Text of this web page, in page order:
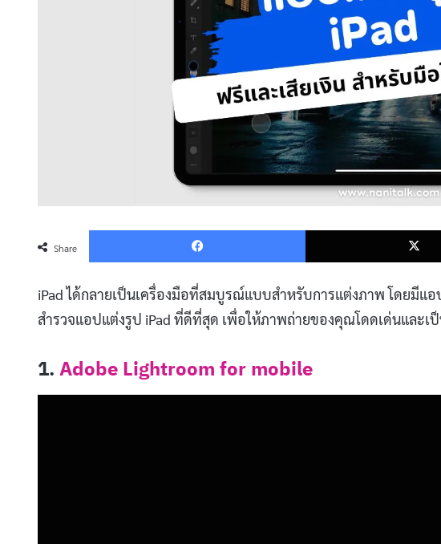
Share
Facebook
iPad ได้กลายเป็นเครื่องมือที่สมบูรณ์แบบสำหรับการแต่งภาพ โดยมีแ
สำรวจแอปแต่งรูป iPad ที่ดีที่สุด เพื่อให้ภาพถ่ายของคุณโดดเด่นและ
1. Adobe Lightroom for mobile